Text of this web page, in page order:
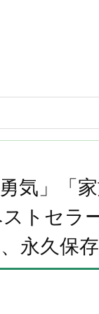
気」「
トセラ
永久保